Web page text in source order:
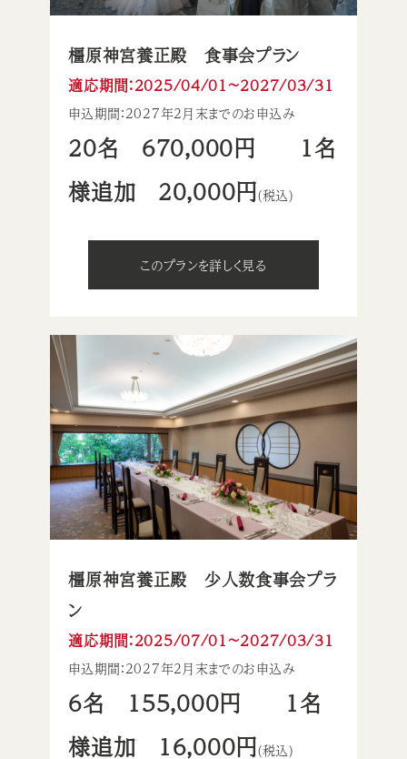
橿原神宮養正殿 食事会プラン
適応期間：2025/04/01〜2027/03/31
申込期間：2027年2月末までのお申込み
20名 670,000円 1名
様追加 20,000円(税込)
このプランを詳しく見る
橿原神宮養正殿 少人数食事会プラ
ン
適応期間：2025/07/01〜2027/03/31
申込期間：2027年2月末までのお申込み
6名 155,000円 1名
様追加 16,000円(税込)